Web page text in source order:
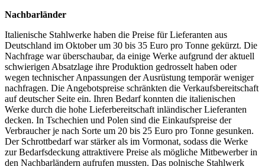
Nachbarländer
Italienische Stahlwerke haben die Preise für Lieferanten aus
Deutschland im Oktober um 30 bis 35 Euro pro Tonne gekürzt. Die
Nachfrage war überschaubar, da einige Werke aufgrund der aktuell
schwierigen Absatzlage ihre Produktion gedrosselt haben oder
wegen technischer Anpassungen der Ausrüstung temporär weniger
nachfragen. Die Angebotspreise schränkten die Verkaufsbereitschaft
auf deutscher Seite ein. Ihren Bedarf konnten die italienischen
Werke durch die hohe Lieferbereitschaft inländischer Lieferanten
decken. In Tschechien und Polen sind die Einkaufspreise der
Verbraucher je nach Sorte um 20 bis 25 Euro pro Tonne gesunken.
Der Schrottbedarf war stärker als im Vormonat, sodass die Werke
zur Bedarfsdeckung attraktivere Preise als mögliche Mitbewerber in
den Nachbarländern aufrufen mussten. Das polnische Stahlwerk